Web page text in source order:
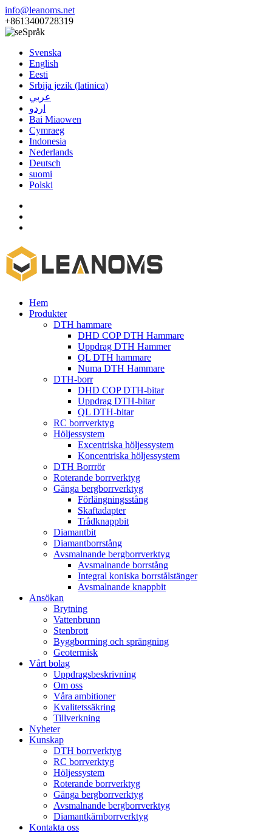
info@leanoms.net
+8613400728319
Språk
Svenska
English
Eesti
Srbija jezik (latinica)
عربي
اردو
Bai Miaowen
Cymraeg
Indonesia
Nederlands
Deutsch
suomi
Polski
Hem
Produkter
DTH hammare
DHD COP DTH Hammare
Uppdrag DTH Hammer
QL DTH hammare
Numa DTH Hammare
DTH-borr
DHD COP DTH-bitar
Uppdrag DTH-bitar
QL DTH-bitar
RC borrverktyg
Höljessystem
Excentriska höljessystem
Koncentriska höljessystem
DTH Borrrör
Roterande borrverktyg
Gänga bergborrverktyg
Förlängningsstång
Skaftadapter
Trådknappbit
Diamantbit
Diamantborrstång
Avsmalnande bergborrverktyg
Avsmalnande borrstång
Integral koniska borrstålstänger
Avsmalnande knappbit
Ansökan
Brytning
Vattenbrunn
Stenbrott
Byggborrning och sprängning
Geotermisk
Vårt bolag
Uppdragsbeskrivning
Om oss
Våra ambitioner
Kvalitetssäkring
Tillverkning
Nyheter
Kunskap
DTH borrverktyg
RC borrverktyg
Höljessystem
Roterande borrverktyg
Gänga bergborrverktyg
Avsmalnande bergborrverktyg
Diamantkärnborrverktyg
Kontakta oss